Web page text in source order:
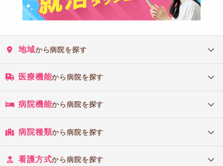
地域から病院を探す
医療機能から病院を探す
病院機能から病院を探す
病院種類から病院を探す
看護方式から病院を探す